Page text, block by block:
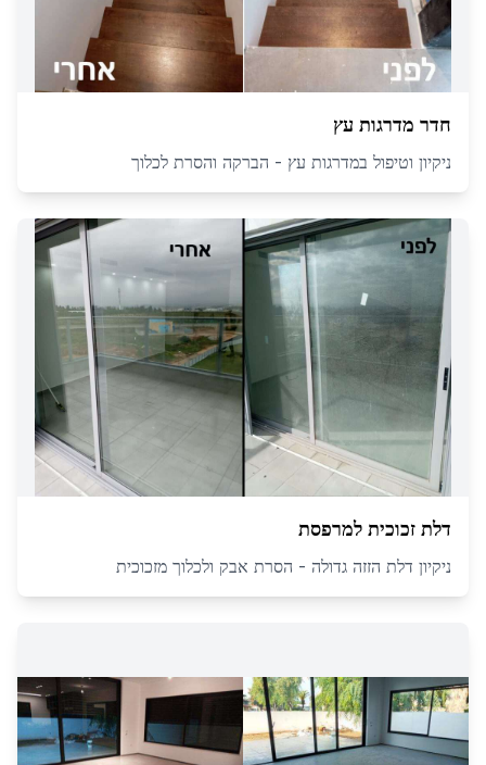
חדר מדרגות עץ
ניקיון וטיפול במדרגות עץ - הברקה והסרת לכלוך
דלת זכוכית למרפסת
ניקיון דלת הזזה גדולה - הסרת אבק ולכלוך מזכוכית